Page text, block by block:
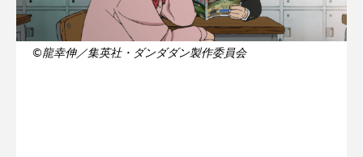
©龍幸伸／集英社・ダンダダン製作委員会